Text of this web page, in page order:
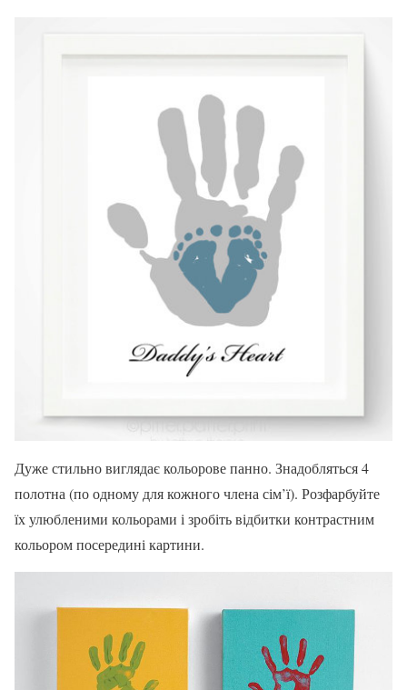
Дуже стильно виглядає кольорове панно. Знадобляться 4
полотна (по одному для кожного члена сім’ї). Розфарбуйте
їх улюбленими кольорами і зробіть відбитки контрастним
кольором посередині картини.